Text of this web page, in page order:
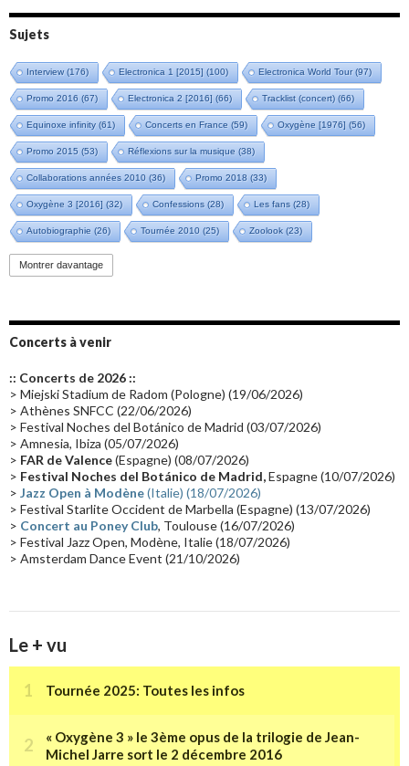
Sujets
Interview(176) Electronica 1 [2015] (100) Electronica World Tour(97)
Promo 2016 (67) Electronica 2 [2016] (66) Tracklist (concert) (66)
Equinoxe infinity(61) Concerts en France (59) Oxygène [1976] (56)
Promo 2015 (53) Réflexions sur la musique (38)
Collaborations années 2010 (36) Promo 2018 (33)
Oxygène 3 [2016] (32) Confessions (28) Les fans (28)
Autobiographie (26) Tournée 2010 (25) Zoolook (23)
Promo 2019(23)
Groupe de Recherche Musicale
Passages radio Vidéo Jarrecast (16) Synthé 80's
Les concerts en Chine(16) Cinéma
Synthé Roland(15) Belgique(15)
(14) Astronomie (14)
Tournée 2025(14) 2024(14) Chine(13)
Montrer davantage
Concerts à venir
:: Concerts de 2026 ::
> Miejski Stadium de Radom (Pologne) (19/06/2026)
> Athènes SNFCC (22/06/2026)
> Festival Noches del Botánico de Madrid (03/07/2026)
> Amnesia, Ibiza (05/07/2026)
> FAR de Valence(Espagne) (08/07/2026)
> Festival Noches del Botánico de Madrid,Espagne (10/07/2026)
> Jazz Open à Modène(Italie) (18/07/2026)
> Festival Starlite Occident de Marbella (Espagne) (13/07/2026)
> Concert au Poney Club, Toulouse (16/07/2026)
> Festival Jazz Open, Modène, Italie (18/07/2026)
> Amsterdam Dance Event (21/10/2026)
Le + vu
Tournée 2025: Toutes les infos
« Oxygène 3 » le 3ème opus de la trilogie de Jean-
Michel Jarre sort le 2 décembre 2016